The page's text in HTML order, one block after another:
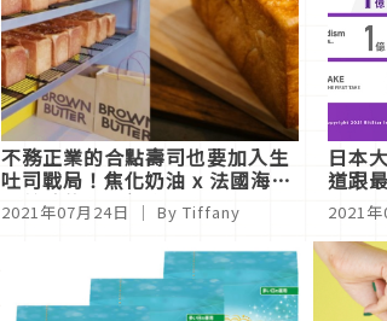
不務正業的合點壽司也要加入生
吐司戰局！焦化奶油 x 法國海鹽
超美味的邪惡組合
2021年07月24日 ｜ By Tiffany
日本
道跟
2021